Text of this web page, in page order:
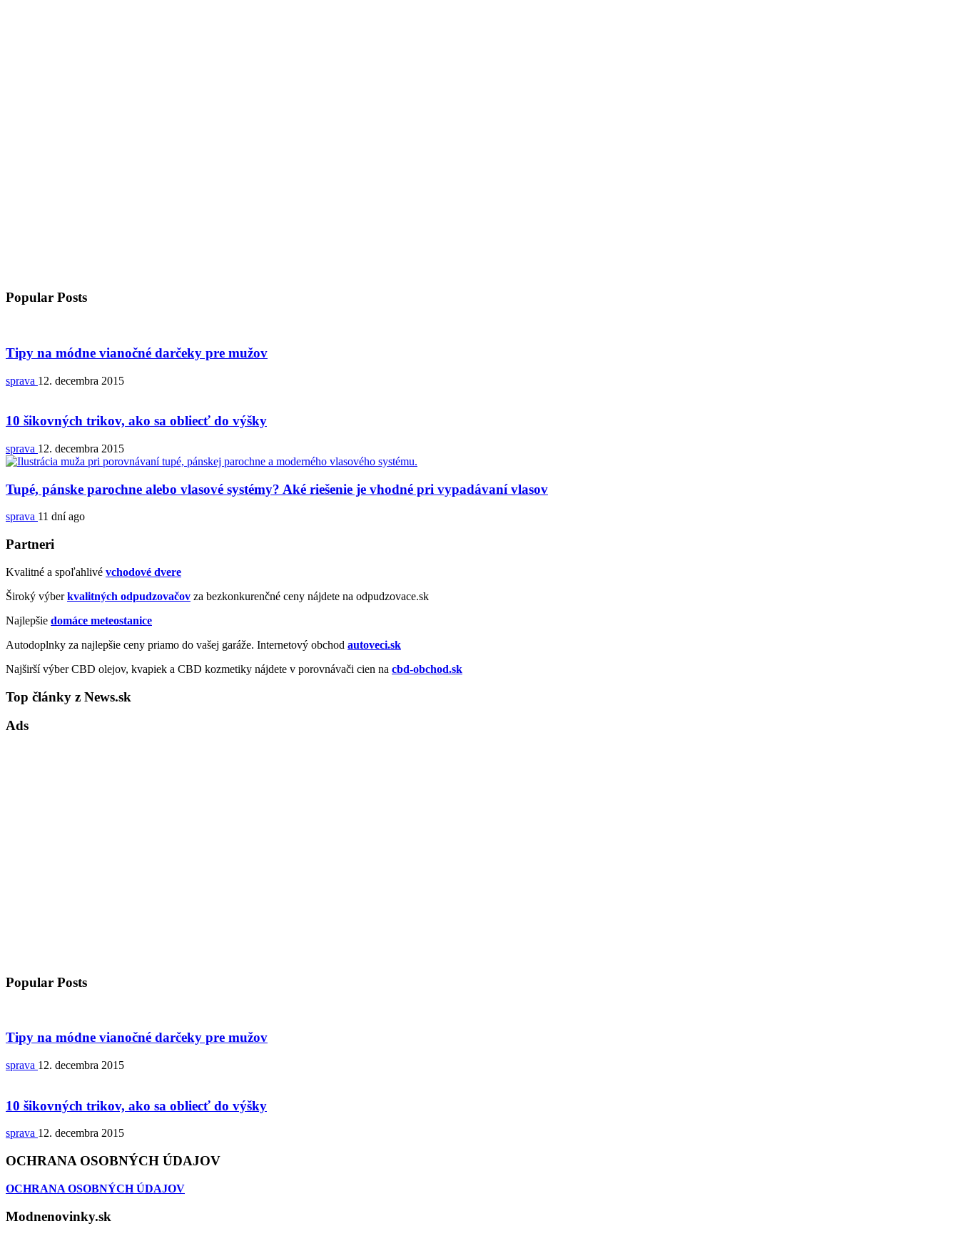
Popular Posts
Tipy na módne vianočné darčeky pre mužov
sprava 12. decembra 2015
10 šikovných trikov, ako sa obliecť do výšky
sprava 12. decembra 2015
Tupé, pánske parochne alebo vlasové systémy? Aké riešenie je vhodné pri vypadávaní vlasov
sprava 11 dní ago
Partneri
Kvalitné a spoľahlivé vchodové dvere
Široký výberkvalitných odpudzovačov za bezkonkurenčné ceny nájdete na odpudzovace.sk
Najlepšie domáce meteostanice
Autodoplnky za najlepšie ceny priamo do vašej garáže. Internetový obchod autoveci.sk
Najširší výber CBD olejov, kvapiek a CBD kozmetiky nájdete v porovnávači cien na cbd-obchod.sk
Top články z News.sk
Ads
Popular Posts
Tipy na módne vianočné darčeky pre mužov
sprava 12. decembra 2015
10 šikovných trikov, ako sa obliecť do výšky
sprava 12. decembra 2015
OCHRANA OSOBNÝCH ÚDAJOV
OCHRANA OSOBNÝCH ÚDAJOV
Modnenovinky.sk